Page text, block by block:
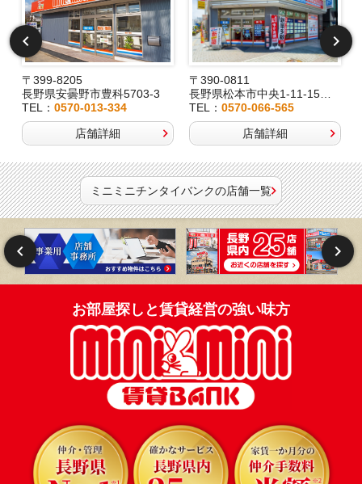
〒399-8205
長野県安曇野市豊科5703-3
TEL： 0570-013-334
店舗詳細
〒390-0811
長野県松本市中央1-11-15桂林堂ビル1F
TEL： 0570-066-565
店舗詳細
ミニミニチンタイバンクの店舗一覧
お部屋探しと賃貸経営の強い味方